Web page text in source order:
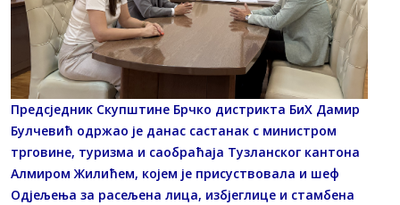
Предсједник Скупштине Брчко дистрикта БиХ Дамир
Булчевић одржао је данас састанак с министром
трговине, туризма и саобраћаја Тузланског кантона
Алмиром Жилићем, којем је присуствовала и шеф
Одјељења за расељена лица, избјеглице и стамбена